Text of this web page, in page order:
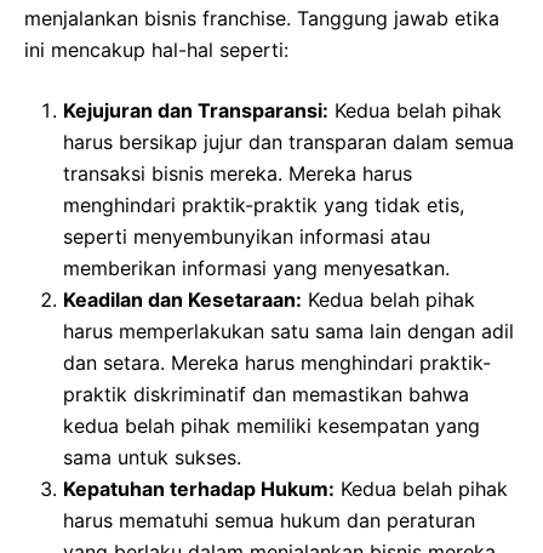
menjalankan bisnis franchise. Tanggung jawab etika
ini mencakup hal-hal seperti:
Kejujuran dan Transparansi: Kedua belah pihak
harus bersikap jujur dan transparan dalam semua
transaksi bisnis mereka. Mereka harus
menghindari praktik-praktik yang tidak etis,
seperti menyembunyikan informasi atau
memberikan informasi yang menyesatkan.
Keadilan dan Kesetaraan: Kedua belah pihak
harus memperlakukan satu sama lain dengan adil
dan setara. Mereka harus menghindari praktik-
praktik diskriminatif dan memastikan bahwa
kedua belah pihak memiliki kesempatan yang
sama untuk sukses.
Kepatuhan terhadap Hukum: Kedua belah pihak
harus mematuhi semua hukum dan peraturan